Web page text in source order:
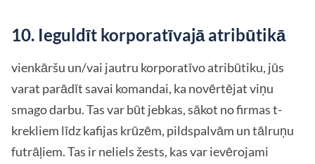
10. Ieguldīt korporatīvajā atribūtikā
vienkāršu un/vai jautru korporatīvo atribūtiku, jūs
varat parādīt savai komandai, ka novērtējat viņu
smago darbu. Tas var būt jebkas, sākot no firmas t-
krekliem līdz kafijas krūzēm, pildspalvām un tālruņu
futrāļiem. Tas ir neliels žests, kas var ievērojami